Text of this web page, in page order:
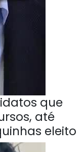
que
até
eleito